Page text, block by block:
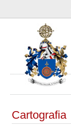
Cartografia